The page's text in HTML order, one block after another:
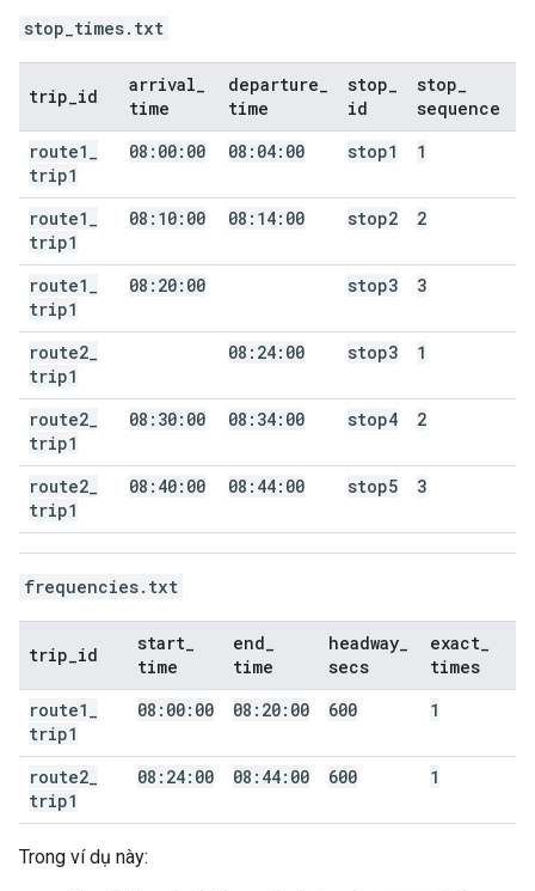
stop_times.txt
trip id
arrival
time
departure
time
stop
id
stop
sequence
route1
trip1
08:00:00 08:04:00 stop1 1
route1
trip1
08:10:00 08:14:00 stop2 2
route1
trip1
08:20:00 stop3 3
route2
trip1
08:24:00 stop3 1
route2
trip1
08:30:00 08:34:00 stop4 2
route2
trip1
08:40:00 08:44:00 stop5 3
frequencies.txt
trip id
start
time
end
time
headway
secs
exact
times
route1
trip1
08:00:00 08:20:00 600 1
route2
trip1
08:24:00 08:44:00 600 1
Trong ví dụ này: